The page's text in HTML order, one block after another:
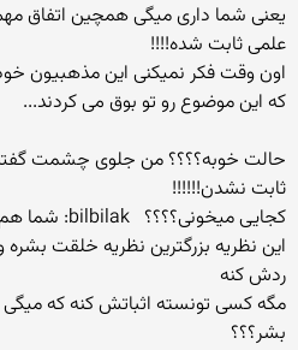
یعنی شما داری میگی همچین اتفاق
علمی ثابت شده!!!!
اون وقت فكر نمیكنی این مذهبیون
كه این موضوع رو تو بوق می كردند...
حالت خوبه؟؟؟؟ من جلوی چشمت
ثابت نشدن!!!!!!
كجایی میخونی؟؟؟؟
این نظریه بزرگترین نظریه خلقت
ردش كنه
مگه كسی تونسته اثباتش كنه كه
بشر؟؟؟